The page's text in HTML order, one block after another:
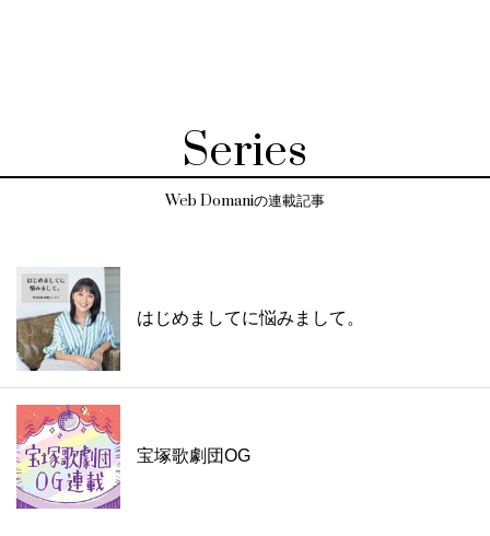
Series
Web Domaniの連載記事
はじめましてに悩みまして。
宝塚歌劇団OG